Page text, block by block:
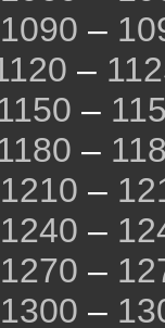
1090 –
–
–
–
1210 –
1240 –
1270 –
1300 –